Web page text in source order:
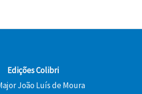
Edições Colibri
João Luís de Moura